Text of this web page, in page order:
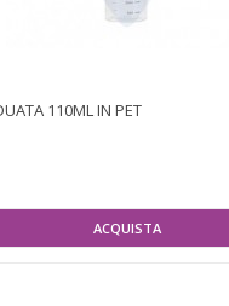
110ML IN PET